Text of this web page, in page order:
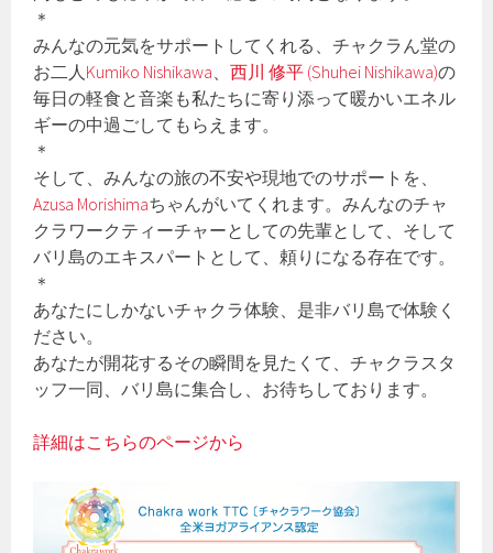
＊
みんなの元気をサポートしてくれる、チャクラん堂の
お二人 Kumiko Nishikawa 、西川 修平 (Shuhei Nishikawa)の
毎日の軽食と音楽も私たちに寄り添って暖かいエネル
ギーの中過ごしてもらえます。
＊
そして、みんなの旅の不安や現地でのサポートを、
Azusa Morishimaちゃんがいてくれます。みんなのチャ
クラワークティーチャーとしての先輩として、そして
バリ島のエキスパートとして、頼りになる存在です。
＊
あなたにしかないチャクラ体験、是非バリ島で体験く
ださい。
あなたが開花するその瞬間を見たくて、チャクラスタ
ッフ一同、バリ島に集合し、お待ちしております。
詳細はこちらのページから